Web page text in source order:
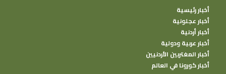
أخبار رئيسية
أخبار عجلونية
أخبار أردنية
أخبار عربية ودولية
أخبار المغتربين الأردنيين
أخبار كورونا في العالم